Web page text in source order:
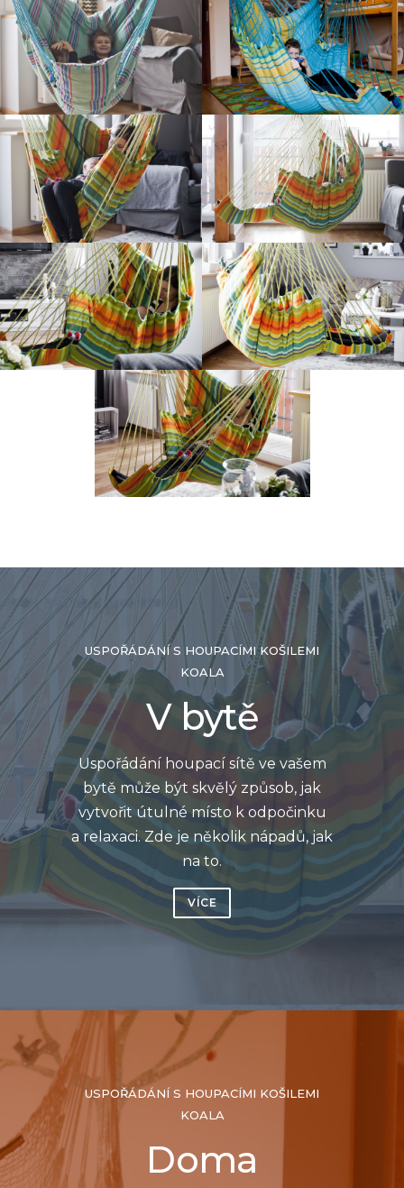
USPOŘÁDÁNÍ S HOUPACÍMI KOŠILEMI
KOALA
V bytě
Uspořádání houpací sítě ve vašem
bytě může být skvělý způsob, jak
vytvořit útulné místo k odpočinku
a relaxaci. Zde je několik nápadů, jak
na to.
VÍCE
USPOŘÁDÁNÍ S HOUPACÍMI KOŠILEMI
KOALA
Doma